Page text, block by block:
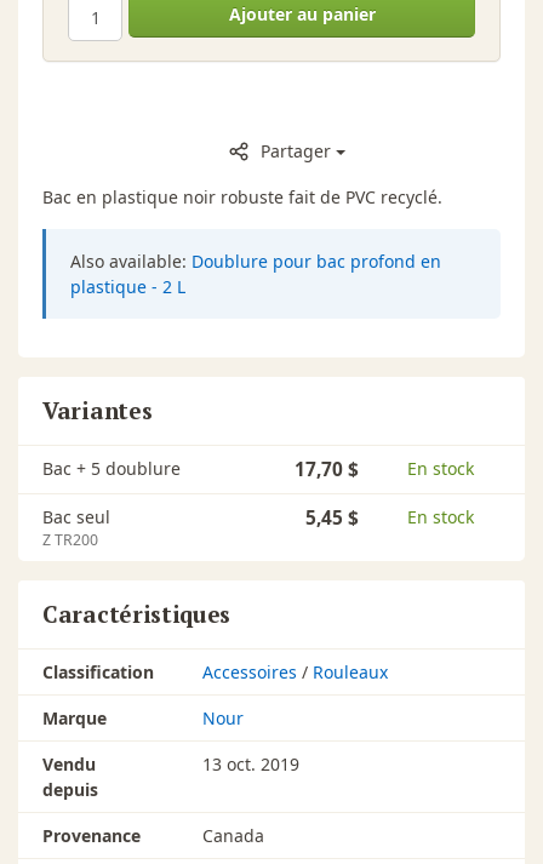
Ajouter au panier
Partager
Bac en plastique noir robuste fait de PVC recyclé.
Also available: Doublure pour bac profond en
plastique - 2 L
Variantes
Bac + 5 doublure 17,70 $ En stock
Bac seul
Z TR200
5,45 $ En stock
Caractéristiques
Classification Accessoires / Rouleaux
Marque
Nour
Vendu
depuis
13 oct. 2019
Provenance Canada